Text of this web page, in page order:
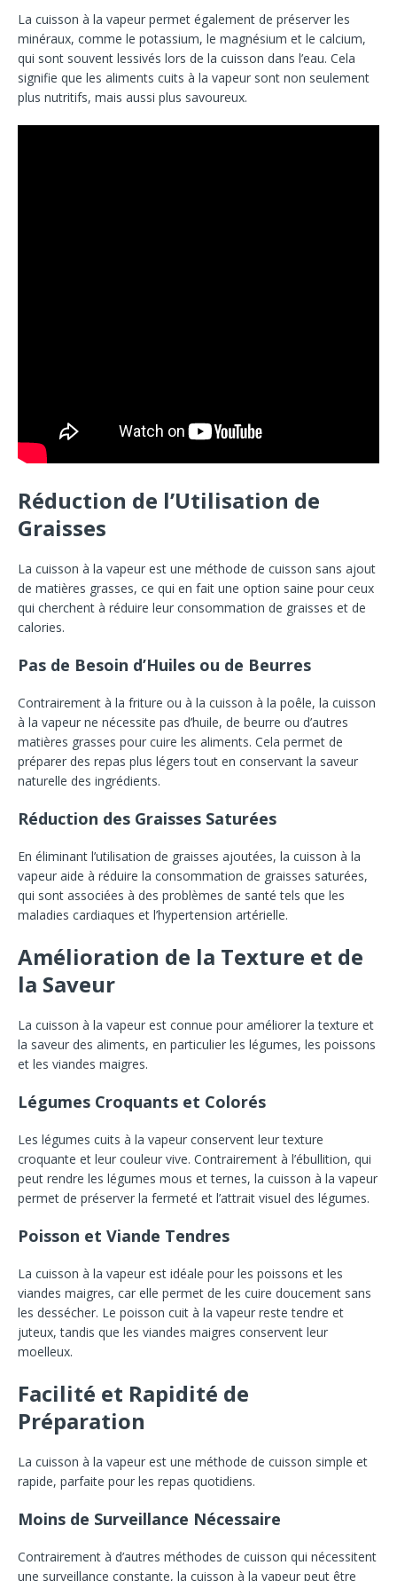
La cuisson à la vapeur permet également de préserver les
minéraux, comme le potassium, le magnésium et le calcium,
qui sont souvent lessivés lors de la cuisson dans l’eau. Cela
signifie que les aliments cuits à la vapeur sont non seulement
plus nutritifs, mais aussi plus savoureux.
Réduction de l’Utilisation de
Graisses
La cuisson à la vapeur est une méthode de cuisson sans ajout
de matières grasses, ce qui en fait une option saine pour ceux
qui cherchent à réduire leur consommation de graisses et de
calories.
Pas de Besoin d’Huiles ou de Beurres
Contrairement à la friture ou à la cuisson à la poêle, la cuisson
à la vapeur ne nécessite pas d’huile, de beurre ou d’autres
matières grasses pour cuire les aliments. Cela permet de
préparer des repas plus légers tout en conservant la saveur
naturelle des ingrédients.
Réduction des Graisses Saturées
En éliminant l’utilisation de graisses ajoutées, la cuisson à la
vapeur aide à réduire la consommation de graisses saturées,
qui sont associées à des problèmes de santé tels que les
maladies cardiaques et l’hypertension artérielle.
Amélioration de la Texture et de
la Saveur
La cuisson à la vapeur est connue pour améliorer la texture et
la saveur des aliments, en particulier les légumes, les poissons
et les viandes maigres.
Légumes Croquants et Colorés
Les légumes cuits à la vapeur conservent leur texture
croquante et leur couleur vive. Contrairement à l’ébullition, qui
peut rendre les légumes mous et ternes, la cuisson à la vapeur
permet de préserver la fermeté et l’attrait visuel des légumes.
Poisson et Viande Tendres
La cuisson à la vapeur est idéale pour les poissons et les
viandes maigres, car elle permet de les cuire doucement sans
les dessécher. Le poisson cuit à la vapeur reste tendre et
juteux, tandis que les viandes maigres conservent leur
moelleux.
Facilité et Rapidité de
Préparation
La cuisson à la vapeur est une méthode de cuisson simple et
rapide, parfaite pour les repas quotidiens.
Moins de Surveillance Nécessaire
Contrairement à d’autres méthodes de cuisson qui nécessitent
une surveillance constante, la cuisson à la vapeur peut être